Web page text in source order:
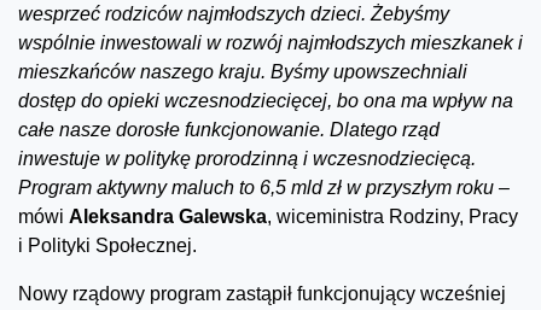
wesprzeć rodziców najmłodszych dzieci. Żebyśmy
wspólnie inwestowali w rozwój najmłodszych mieszkanek i
mieszkańców naszego kraju. Byśmy upowszechniali
dostęp do opieki wczesnodziecięcej, bo ona ma wpływ na
całe nasze dorosłe funkcjonowanie. Dlatego rząd
inwestuje w politykę prorodzinną i wczesnodziecięcą.
Program aktywny maluch to 6,5 mld zł w przyszłym roku –
mówi Aleksandra Galewska, wiceministra Rodziny, Pracy
i Polityki Społecznej.
Nowy rządowy program zastąpił funkcjonujący wcześniej